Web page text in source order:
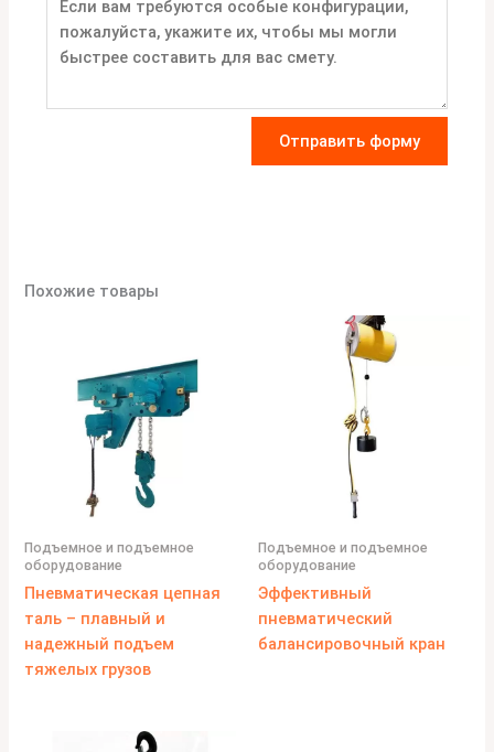
Отправить форму
Похожие товары
Подъемное и подъемное
оборудование
Пневматическая цепная
таль – плавный и
надежный подъем
тяжелых грузов
Подъемное и подъемное
оборудование
Эффективный
пневматический
балансировочный кран